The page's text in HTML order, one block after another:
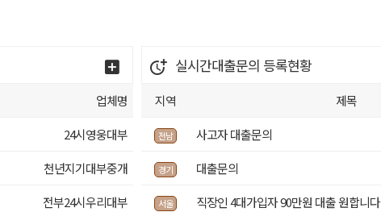
실시간대출문의 등록현황
업체명
24시영웅대부
천년지기대부중개
전부24시우리대부
지역 제목
전남 사고자 대출문의
경기 대출문의
서울 직장인 4대가입자 90만원 대출 원합니다